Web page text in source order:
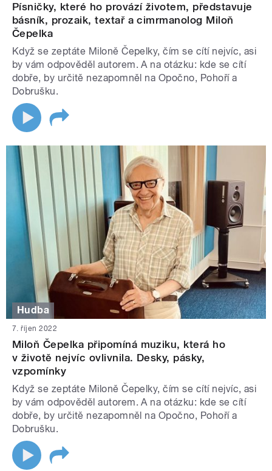
Písničky, které ho provází životem, představuje
básník, prozaik, textař a cimrmanolog Miloň
Čepelka
Když se zeptáte Miloně Čepelky, čím se cítí nejvíc, asi
by vám odpověděl autorem. A na otázku: kde se cítí
dobře, by určitě nezapomněl na Opočno, Pohoří a
Dobrušku.
Hudba
7. říjen 2022
Miloň Čepelka připomíná muziku, která ho
v životě nejvíc ovlivnila. Desky, pásky,
vzpomínky
Když se zeptáte Miloně Čepelky, čím se cítí nejvíc, asi
by vám odpověděl autorem. A na otázku: kde se cítí
dobře, by určitě nezapomněl na Opočno, Pohoří a
Dobrušku.